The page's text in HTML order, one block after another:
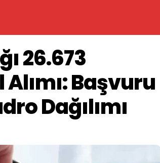
26.673
Başvuru
Dağılımı